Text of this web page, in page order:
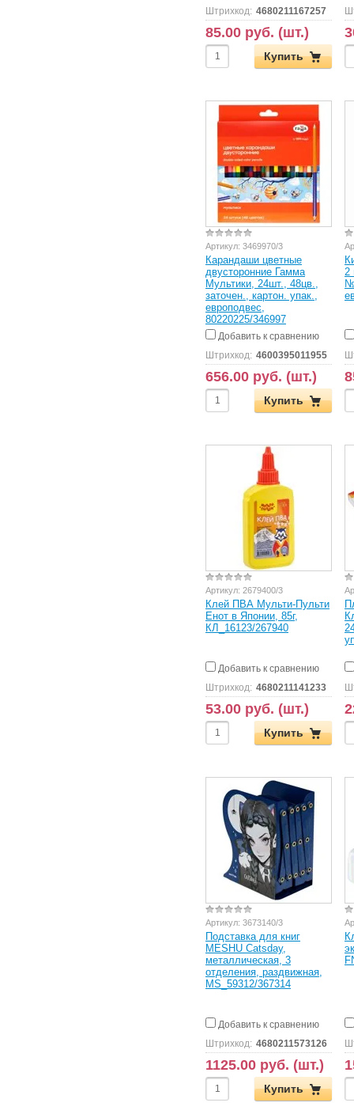
Штрихкод: 4680211167257
85.00 руб. (шт.)
Купить
Артикул: 3469970/3
Карандаши цветные
двусторонние Гамма
Мультики, 24шт., 48цв.,
заточен., картон. упак.,
европодвес,
80220225/346997
Добавить к сравнению
Штрихкод: 4600395011955
656.00 руб. (шт.)
Купить
2
№
Артикул: 2679400/3
Клей ПВА Мульти-Пульти
Енот в Японии, 85г,
КЛ_16123/267940
Добавить к сравнению
Штрихкод: 4680211141233
53.00 руб. (шт.)
Купить
Артикул: 3673140/3
Подставка для книг
MESHU Catsday,
металлическая, 3
отделения, раздвижная,
MS_59312/367314
Добавить к сравнению
Штрихкод: 4680211573126
1125.00 руб. (шт.)
Купить